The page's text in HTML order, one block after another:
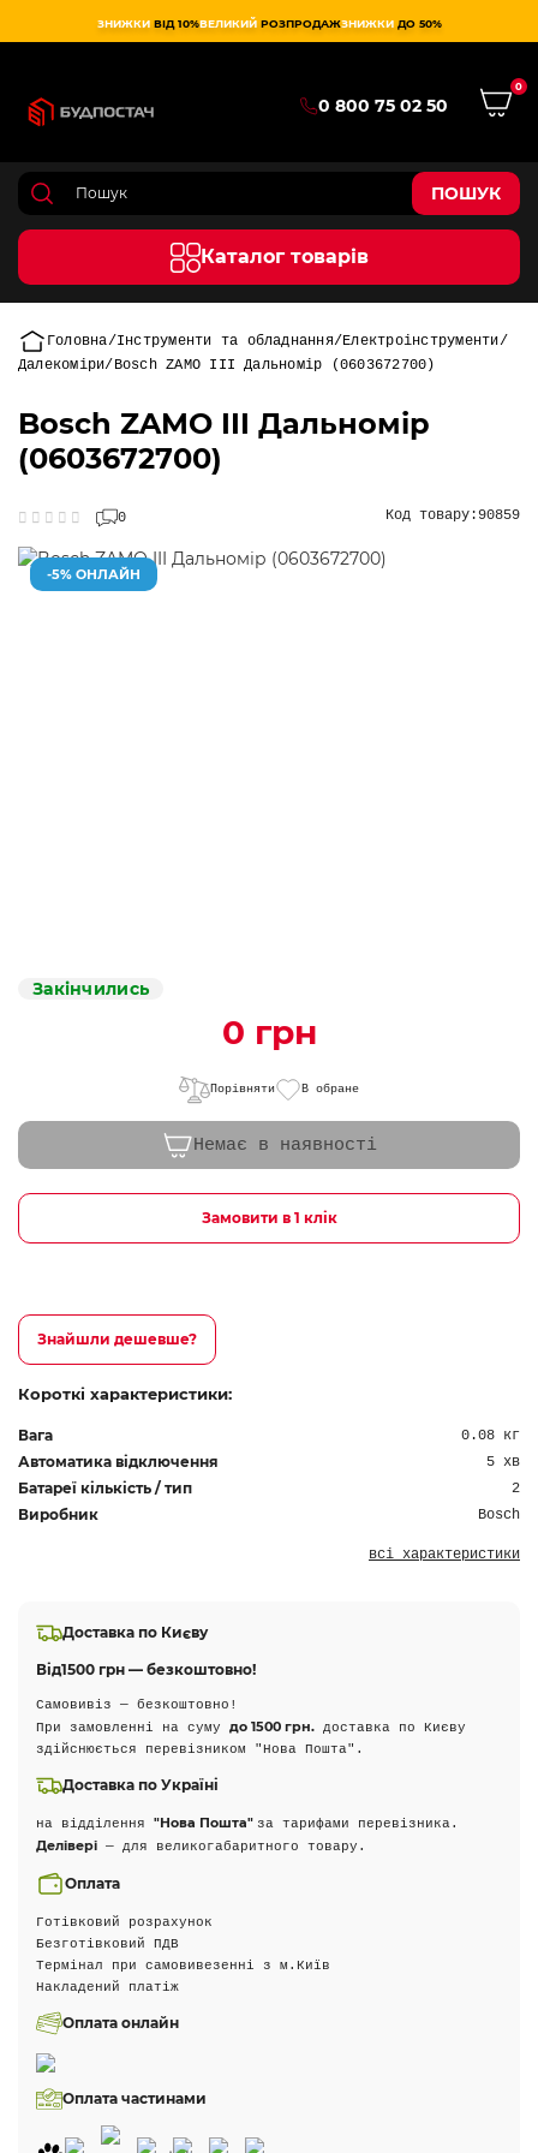
ЗНИЖКИ ВІД 10%ВЕЛИКИЙ РОЗПРОДАЖЗНИЖКИ ДО 50%
0 800 75 02 50
0
ПОШУК
Каталог товарів
Головна Інструменти та обладнання
Електроінструменти
Далекоміри
Bosch ZAMO III Дальномір (0603672700)
Bosch ZAMO III Дальномір
(0603672700)
0 Код товару:90859
-5% ОНЛАЙН
Закінчились
0 грн
Порівняти В обране
Немає в наявності
Замовити в 1 клік
Знайшли дешевше?
Короткі характеристики:
Вага 0.08 кг
Автоматика відключення 5 хв
Батареї кількість / тип 2
Виробник Bosch
всі характеристики
Доставка по Києву
Від1500 грн — безкоштовно!
Самовивіз — безкоштовно!
При замовленні на суму до 1500 грн. доставка по Києву
здійснюється перевізником "Нова Пошта".
Доставка по Україні
на відділення "Нова Пошта" за тарифами перевізника.
Делівері — для великогабаритного товару.
Оплата
Готівковий розрахунок
Безготівковий ПДВ
Термінал при самовивезенні з м.Київ
Накладений платіж
Оплата онлайн
Оплата частинами